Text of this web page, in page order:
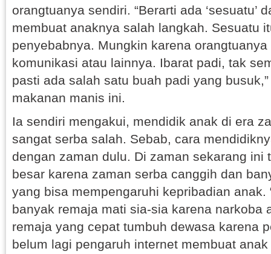
orangtuanya sendiri. “Berarti ada ‘sesuatu’
membuat anaknya salah langkah. Sesuatu
penyebabnya. Mungkin karena
komunikasi atau lainnya. Ibarat padi, tak
pasti ada salah satu buah padi yang
makanan manis ini.
Ia sendiri mengakui, mendidik anak di era
sangat serba salah. Sebab, cara
dengan zaman dulu. Di zaman sekarang ini
besar karena zaman serba canggih dan
yang bisa mempengaruhi kepribadian anak.
banyak remaja mati sia-sia karena narkoba
remaja yang cepat tumbuh dewasa karena
belum lagi pengaruh internet membuat